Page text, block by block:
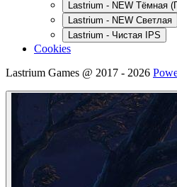
Lastrium - NEW Тёмная
Lastrium - NEW Светлая
Lastrium - Чистая IPS
Cookies
Lastrium Games @ 2017 - 2026